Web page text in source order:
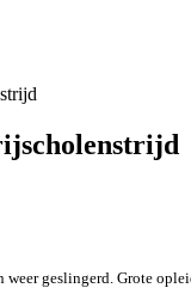
geslingerd. Grote